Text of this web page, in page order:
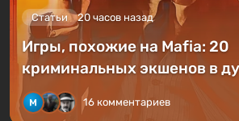
Статьи 20 часов назад
Игры, похожие на Mafia: 20
криминальных экшенов в
16 комментариев